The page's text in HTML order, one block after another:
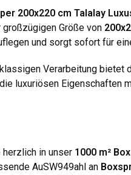
200x220 cm Talalay
Größe von
und sorgt sofort für
Verarbeitung bietet
luxuriösen Eigenschaften
in unser 1000 m²
AuSW949ahl an